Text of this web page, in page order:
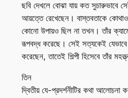
ছবি দেখলে বোঝা যায় কত সুচারুভাবে
আয়ত্তে রেখেছেন। বাস্তবতাকে
কোনো উপায়ও ছিল না তখন। তাঁর
রূপবদ্ধ করেছে। সেই সত্যকেই
করেছেন, তাতেই শিল্পী হিসেবে তাঁর
তিন
দ্বিতীয় যে-প্রদর্শনীটির কথা আলোচনা